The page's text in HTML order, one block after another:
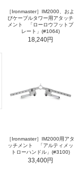
［Ironmaster］IM2000、およ
びケーブルタワー用アタッチ
メント 「ローロウフットプ
レート」(#1064)
18,240円
［Ironmaster］IM2000用アタ
ッチメント 「アルティメッ
トローハンドル」(#3100)
33,400円